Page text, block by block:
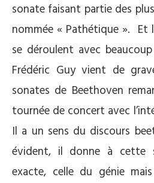
sonate faisant partie des
nommée « Pathétique ». Et
se déroulent avec
Frédéric Guy vient de
sonates de Beethoven
tournée de concert avec
Il a un sens du discours
évident, il donne à cette
exacte, celle du génie